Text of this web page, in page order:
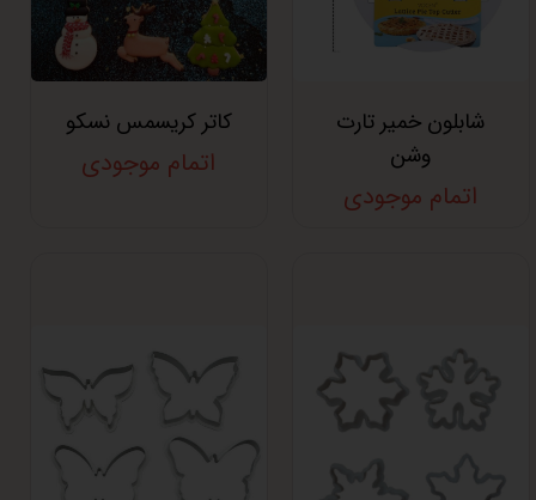
شابلون خمیر تارت
وشن
اتمام موجودی
کاتر کریسمس نسکو
اتمام موجودی